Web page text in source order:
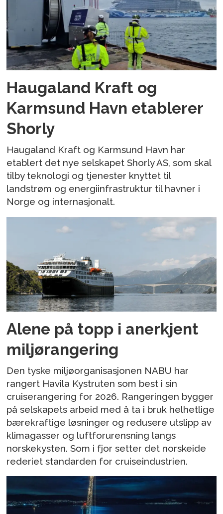
Haugaland Kraft og
Karmsund Havn etablerer
Shorly
Haugaland Kraft og Karmsund Havn har
etablert det nye selskapet Shorly AS, som skal
tilby teknologi og tjenester knyttet til
landstrøm og energiinfrastruktur til havner i
Norge og internasjonalt.
Alene på topp i anerkjent
miljørangering
Den tyske miljøorganisasjonen NABU har
rangert Havila Kystruten som best i sin
cruiserangering for 2026. Rangeringen bygger
på selskapets arbeid med å ta i bruk helhetlige
bærekraftige løsninger og redusere utslipp av
klimagasser og luftforurensning langs
norskekysten. Som i fjor setter det norskeide
rederiet standarden for cruiseindustrien.